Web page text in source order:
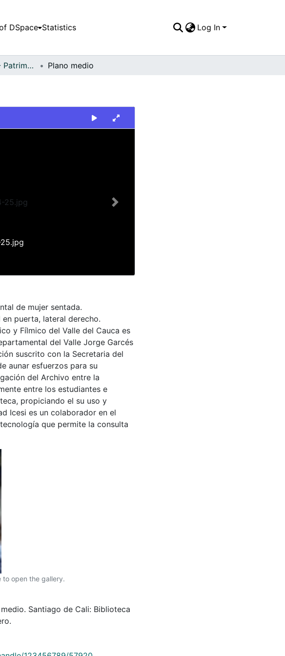
DSpace Statistics Log In
FCCV - Retrato - Patrimonial Plano medio
Next
de mujer sentada.
puerta, lateral derecho.
y Fílmico del Valle del Cauca es
del Valle Jorge Garcés
suscrito con la Secretaria del
aunar esfuerzos para su
del Archivo entre la
entre los estudiantes e
propiciando el su uso y
Icesi es un colaborador en el
que permite la consulta
to open the gallery.
Santiago de Cali: Biblioteca